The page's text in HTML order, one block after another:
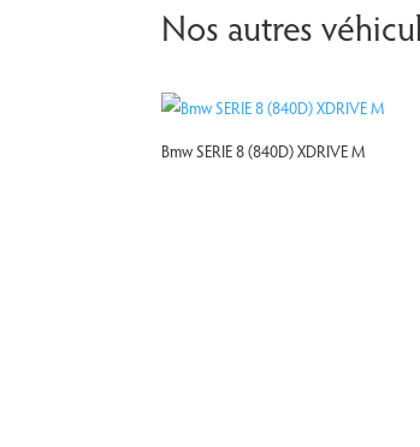
Nos autres
Bmw SERIE 8 (840D) XDRIVE M